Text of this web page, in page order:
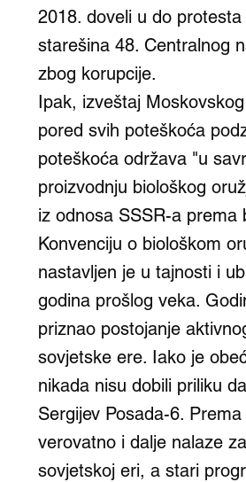
2018. doveli u do
starešina 48. Centralnog
zbog korupcije.
Ipak, izveštaj
pored svih poteškoća
poteškoća održava "u
proizvodnju biološkog
iz odnosa SSSR-a
Konvenciju o biološkom
nastavljen je u tajnosti i
godina prošlog veka.
priznao postojanje
sovjetske ere. Iako je
nikada nisu dobili priliku
Sergijev Posada-6.
verovatno i dalje nalaze
sovjetskoj eri, a stari